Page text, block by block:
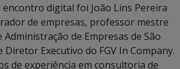
digital foi João Lins Pereira
de empresas, professor mestre
Administração de Empresas de São
Diretor Executivo do FGV In Company.
de experiência em consultoria de